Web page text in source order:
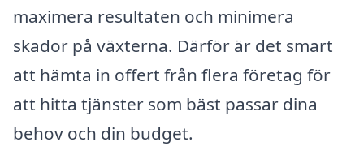
maximera resultaten och minimera
skador på växterna. Därför är det smart
att hämta in offert från flera företag för
att hitta tjänster som bäst passar dina
behov och din budget.